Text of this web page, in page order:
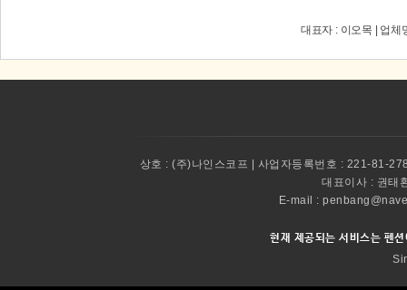
대표자 : 이오목 | 업
상호 : (주)나인스코프 | 사업자등록번호 : 221-81-
대표이사 : 권태
E-mail :
현재 제공되는 서비스는 펜